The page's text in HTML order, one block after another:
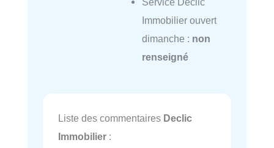
Immobilier ouvert
dimanche : non
renseigné
Liste des commentaires Declic
Immobilier :